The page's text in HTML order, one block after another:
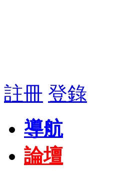
註冊 登錄
導航
論壇